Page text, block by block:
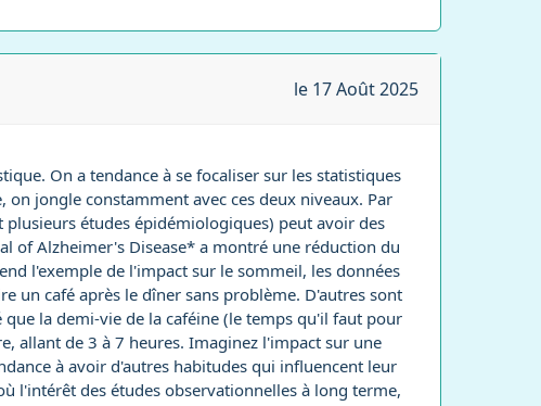
le 17 Août 2025
On a tendance à se focaliser sur les statistiques
jongle constamment avec ces deux niveaux. Par
études épidémiologiques) peut avoir des
of Alzheimer's Disease* a montré une réduction du
l'exemple de l'impact sur le sommeil, les données
un café après le dîner sans problème. D'autres sont
la demi-vie de la caféine (le temps qu'il faut pour
allant de 3 à 7 heures. Imaginez l'impact sur une
à avoir d'autres habitudes qui influencent leur
l'intérêt des études observationnelles à long terme,